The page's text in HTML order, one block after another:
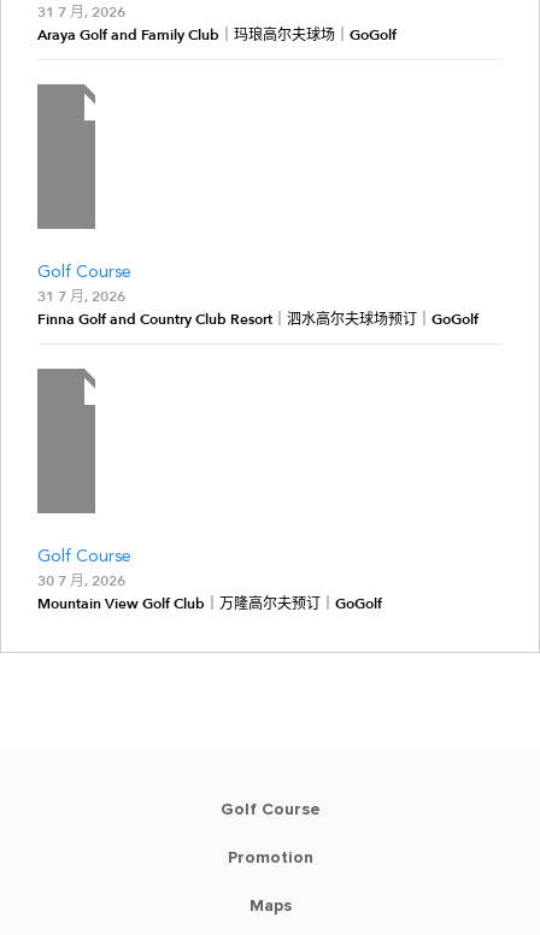
31 7 月, 2026
Araya Golf and Family Club｜玛琅高尔夫球场｜GoGolf
Golf Course
31 7 月, 2026
Finna Golf and Country Club Resort｜泗水高尔夫球场预订｜GoGolf
Golf Course
30 7 月, 2026
Mountain View Golf Club｜万隆高尔夫预订｜GoGolf
Golf Course
Promotion
Maps